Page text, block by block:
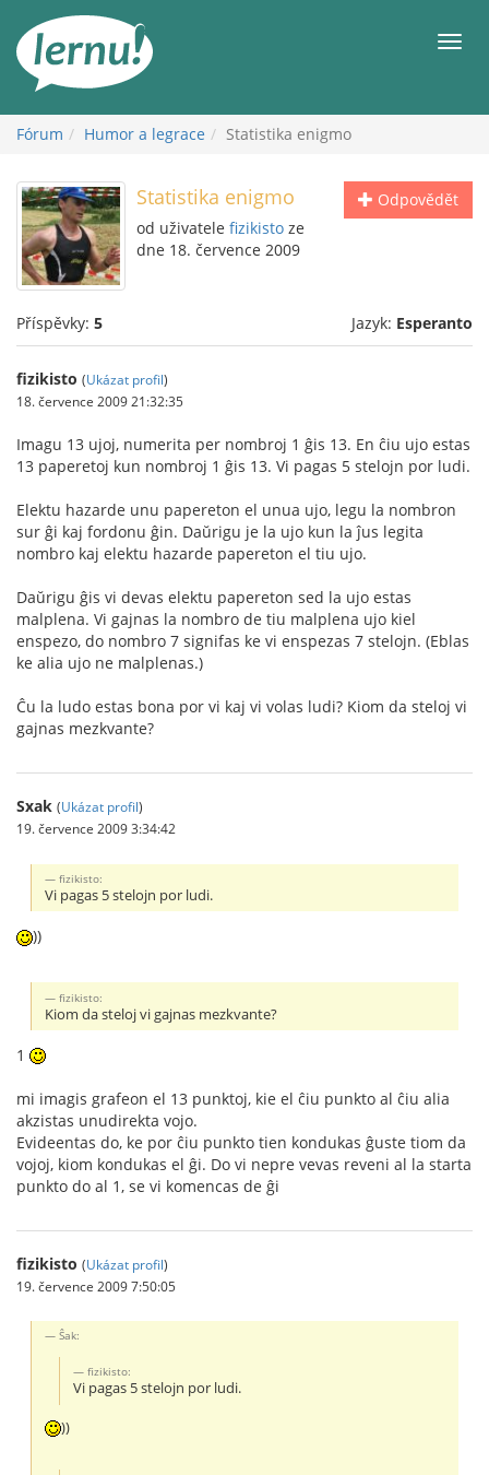
obsahu
Fórum Humor a legrace Statistika enigmo
Odpovědět
Statistika enigmo
od uživatele fizikisto ze
dne 18. července 2009
Příspěvky: 5 Jazyk: Esperanto
fizikisto (Ukázat profil)
18. července 2009 21:32:35
Imagu 13 ujoj, numerita per nombroj 1 ĝis 13. En ĉiu ujo estas
13 paperetoj kun nombroj 1 ĝis 13. Vi pagas 5 stelojn por ludi.
Elektu hazarde unu papereton el unua ujo, legu la nombron
sur ĝi kaj fordonu ĝin. Daŭrigu je la ujo kun la ĵus legita
nombro kaj elektu hazarde papereton el tiu ujo.
Daŭrigu ĝis vi devas elektu papereton sed la ujo estas
malplena. Vi gajnas la nombro de tiu malplena ujo kiel
enspezo, do nombro 7 signifas ke vi enspezas 7 stelojn. (Eblas
ke alia ujo ne malplenas.)
Ĉu la ludo estas bona por vi kaj vi volas ludi? Kiom da steloj vi
gajnas mezkvante?
Sxak (Ukázat profil)
19. července 2009 3:34:42
fizikisto:
Vi pagas 5 stelojn por ludi.
))
fizikisto:
Kiom da steloj vi gajnas mezkvante?
1
mi imagis grafeon el 13 punktoj, kie el ĉiu punkto al ĉiu alia
akzistas unudirekta vojo.
Evideentas do, ke por ĉiu punkto tien kondukas ĝuste tiom da
vojoj, kiom kondukas el ĝi. Do vi nepre vevas reveni al la starta
punkto do al 1, se vi komencas de ĝi
fizikisto (Ukázat profil)
19. července 2009 7:50:05
Ŝak:
fizikisto:
Vi pagas 5 stelojn por ludi.
))